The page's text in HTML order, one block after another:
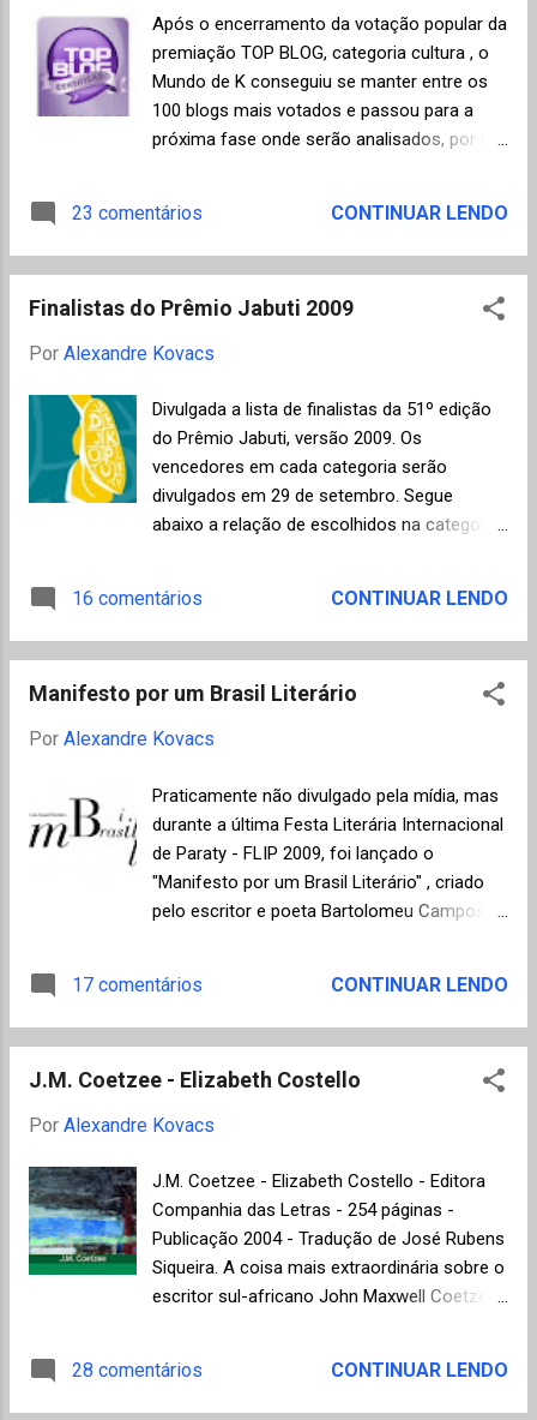
revista surgiu em 1889, fundada por alunos
da Universidade de Cambridge, com o
objetivo de discutir e divulgar temas
universitários. Durante o século XX, foram
publicados escritores que se tornariam
famosos como Sylvia Plath e Ted Hughes.
as atividades, a revista foi salva por
reinventaram a sua forma atual, priorizando
novos autores. As listas de novos autores,
Após o encerramento da votação popular da
premiação TOP BLOG, categoria cultura , o
Mundo de K conseguiu se manter entre os
100 blogs mais votados e passou para a
próxima fase onde serão analisados, por um
criatividade e atualização. A divulgação dos
vencedores será feita no dia 31/08/09 pela
Paulo. Agradeço aos amigos a gentileza de
23 comentários CONTINUAR LENDO
Finalistas do Prêmio Jabuti 2009
Por Alexandre Kovacs
Divulgada a lista de finalistas da 51º edição
do Prêmio Jabuti, versão 2009. Os
vencedores em cada categoria serão
divulgados em 29 de setembro. Segue
abaixo a relação de escolhidos na categoria
obras inéditas, editadas no Brasil, entre 1º
de janeiro e 31 de dezembro de 2008. Na
da categoria romance foi Cristovão Tezza
com "O Filho Eterno" da Editora Record Ltda.
(Cia das Letras) - Carola Saavedra
Cordilheira (Cia das Letras) - Daniel Galera
Órfãos do Eldorado (Cia das Letras) - Milton
Hatoum Galiléia (Alfaguara) - Ronaldo
Correia de Brito Satolep (Cosac Naify) -
Vitor Ramil Manual da paixão solitária (Cia
escuro (Record) - Altair Martins O livro dos
Maciel Um livro em fuga (Record) - Edgar
Telles Ribeiro Heranças (Rocco) - Silviano
16 comentários CONTINUAR LENDO
Manifesto por um Brasil Literário
Por Alexandre Kovacs
Praticamente não divulgado pela mídia, mas
durante a última Festa Literária Internacional
de Paraty - FLIP 2009, foi lançado o
"Manifesto por um Brasil Literário" , criado
pelo escritor e poeta Bartolomeu Campos
literatura. O manifesto pode ser assinado no
site http://www.brasilliterario.org.br/, que
notícias relacionados ao tema. Segue um
realmente livre para pensar, configurar
alternativas, deixar agir a fantasia. Na
literatura que, liberto do agir prático e da
necessidade, o sujeito viaja por outro mundo
possível. Sem preconceitos em sua
ignorar nossa incompletude." Talvez este
17 comentários CONTINUAR LENDO
J.M. Coetzee - Elizabeth Costello
Por Alexandre Kovacs
J.M. Coetzee - Elizabeth Costello - Editora
Companhia das Letras - 254 páginas -
Publicação 2004 - Tradução de José Rubens
Siqueira. A coisa mais extraordinária sobre o
escritor sul-africano John Maxwell Coetzee,
perder a estação de metrô, é a habilidade de
sintetizar em vinte páginas o que outros
28 comentários CONTINUAR LENDO